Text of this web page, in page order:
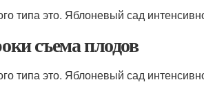
съема плодов